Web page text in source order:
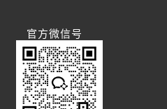
官方微信号